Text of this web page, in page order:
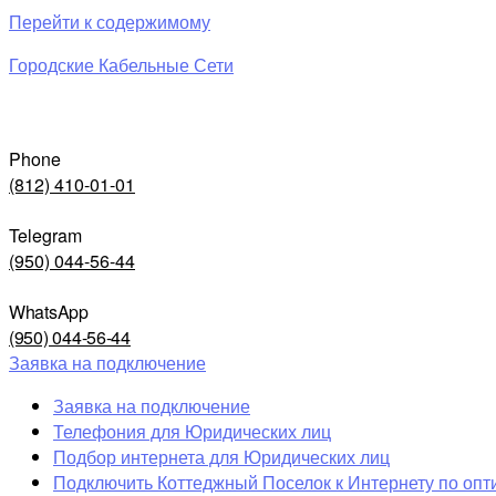
Перейти к содержимому
Городские Кабельные Сети
Phone
(812) 410-01-01
Telegram
(950) 044-56-44
WhatsApp
(950) 044-56-44
Заявка на подключение
Заявка на подключение
Телефония для Юридических лиц
Подбор интернета для Юридических лиц
Подключить Коттеджный Поселок к Интернету по